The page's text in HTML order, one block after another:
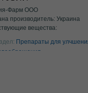
Фарм ООО
производитель: Украина
вещества:
Препараты для